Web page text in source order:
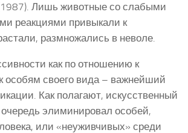
Лишь животные со слабыми
реакциями привыкали к
размножались в неволе.
как по отношению к
особям своего вида – важнейший
Как полагают, искусственный
элиминировал особей,
или «неуживчивых» среди